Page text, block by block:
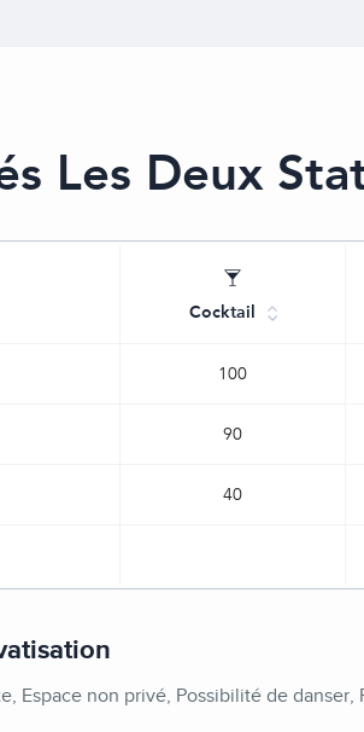
Les Deux
Cocktail
100
90
40
Espace non privé, Possibilité de